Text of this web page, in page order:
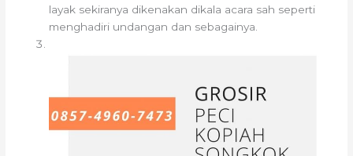
layak sekiranya dikenakan dikala acara sah seperti
menghadiri undangan dan sebagainya.